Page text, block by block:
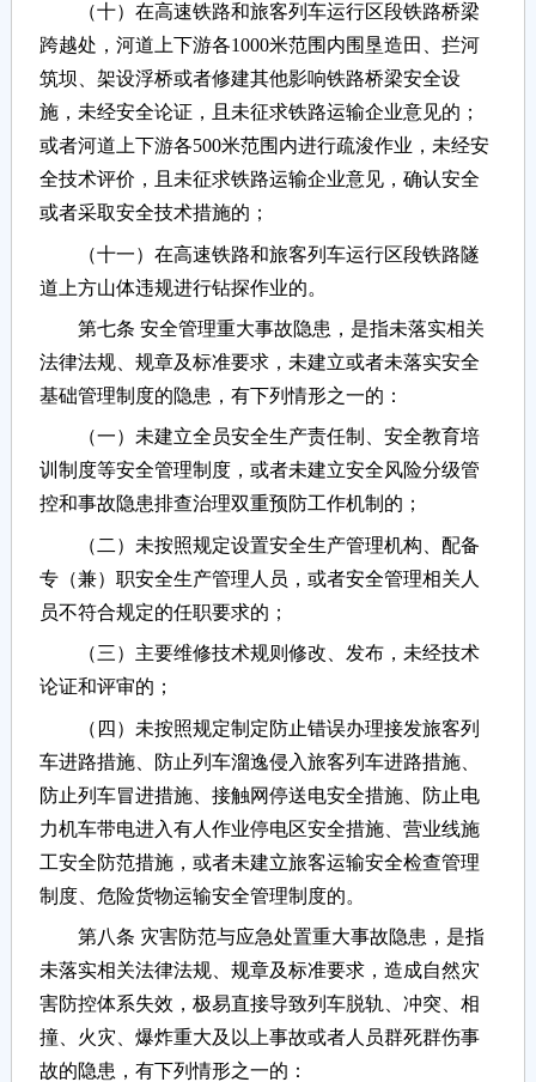
（十）在高速铁路和旅客列车运行区段铁路桥梁
跨越处，河道上下游各1000米范围内围垦造田、拦河
筑坝、架设浮桥或者修建其他影响铁路桥梁安全设
施，未经安全论证，且未征求铁路运输企业意见的；
或者河道上下游各500米范围内进行疏浚作业，未经安
全技术评价，且未征求铁路运输企业意见，确认安全
或者采取安全技术措施的；
（十一）在高速铁路和旅客列车运行区段铁路隧
道上方山体违规进行钻探作业的。
第七条 安全管理重大事故隐患，是指未落实相关
法律法规、规章及标准要求，未建立或者未落实安全
基础管理制度的隐患，有下列情形之一的：
（一）未建立全员安全生产责任制、安全教育培
训制度等安全管理制度，或者未建立安全风险分级管
控和事故隐患排查治理双重预防工作机制的；
（二）未按照规定设置安全生产管理机构、配备
专（兼）职安全生产管理人员，或者安全管理相关人
员不符合规定的任职要求的；
（三）主要维修技术规则修改、发布，未经技术
论证和评审的；
（四）未按照规定制定防止错误办理接发旅客列
车进路措施、防止列车溜逸侵入旅客列车进路措施、
防止列车冒进措施、接触网停送电安全措施、防止电
力机车带电进入有人作业停电区安全措施、营业线施
工安全防范措施，或者未建立旅客运输安全检查管理
制度、危险货物运输安全管理制度的。
第八条 灾害防范与应急处置重大事故隐患，是指
未落实相关法律法规、规章及标准要求，造成自然灾
害防控体系失效，极易直接导致列车脱轨、冲突、相
撞、火灾、爆炸重大及以上事故或者人员群死群伤事
故的隐患，有下列情形之一的：